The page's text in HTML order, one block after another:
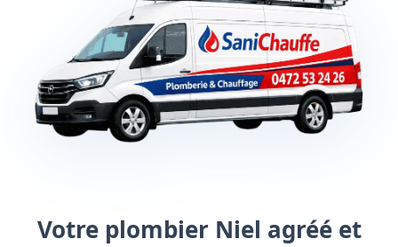
Votre plombier Niel agréé et